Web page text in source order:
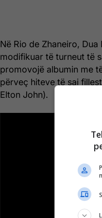
Në Rio de Zhaneiro,
modifikuar të turneut të
promovojë albumin me
përveç hiteve të saj
Elton John).